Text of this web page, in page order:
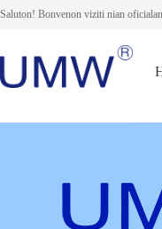
Saluton! Bonvenon viziti nian